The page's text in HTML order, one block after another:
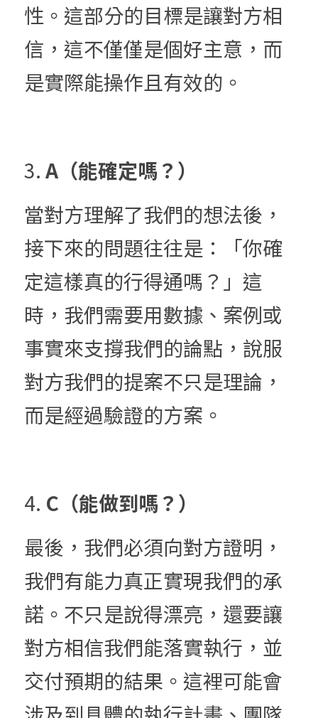
性。這部分的目標是讓對方相
信，這不僅僅是個好主意，而
是實際能操作且有效的。
3. A（能確定嗎？）
當對方理解了我們的想法後，
接下來的問題往往是：「你確
定這樣真的行得通嗎？」這
時，我們需要用數據、案例或
事實來支撐我們的論點，說服
對方我們的提案不只是理論，
而是經過驗證的方案。
4. C（能做到嗎？）
最後，我們必須向對方證明，
我們有能力真正實現我們的承
諾。不只是說得漂亮，還要讓
對方相信我們能落實執行，並
交付預期的結果。這裡可能會